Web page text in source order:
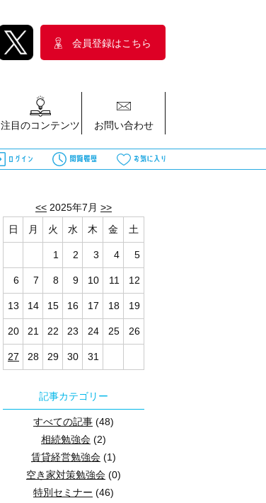
会員登録はこちら
注目のコンテンツ お問い合わせ
<< 2025年7月 >>
日
月 火 水 木 金 土
1 2 3 4 5
6 7 8 9 10 11 12
13 14 15 16 17 18 19
20 21 22 23 24 25 26
27 28 29 30 31
記事カテゴリー
すべての記事 (48)
相続勉強会 (2)
賃貸経営勉強会 (1)
空き家対策勉強会 (0)
特別セミナー (46)